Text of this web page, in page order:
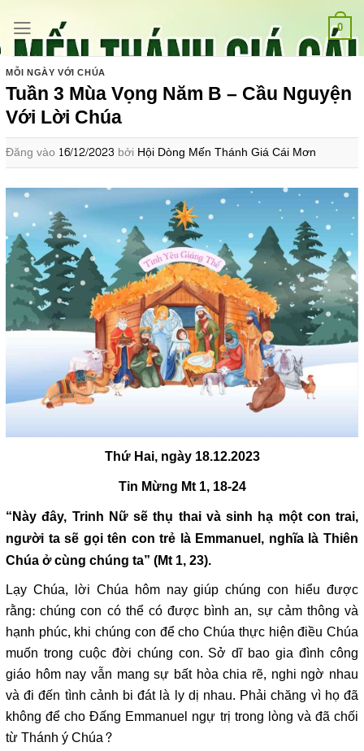
qua
nội
dung
0
MỖI NGÀY VỚI CHÚA
Tuần 3 Mùa Vọng Năm B – Cầu Nguyện
Với Lời Chúa
Đăng vào 16/12/2023 bởi Hội Dòng Mến Thánh Giá Cái Mơn
Thứ Hai, ngày 18.12.2023
Tin Mừng Mt 1, 18-24
“Này đây, Trinh Nữ sẽ thụ thai và sinh hạ một con trai,
người ta sẽ gọi tên con trẻ là Emmanuel, nghĩa là Thiên
Chúa ở cùng chúng ta” (Mt 1, 23).
Lạy Chúa, lời Chúa hôm nay giúp chúng con hiểu được
rằng: chúng con có thể có được bình an, sự cảm thông và
hạnh phúc, khi chúng con để cho Chúa thực hiện điều Chúa
muốn trong cuộc đời chúng con. Sở dĩ bao gia đình công
giáo hôm nay vẫn mang sự bất hòa chia rẽ, nghi ngờ nhau
và đi đến tình cảnh bi đát là ly dị nhau. Phải chăng vì họ đã
không để cho Đấng Emmanuel ngự trị trong lòng và đã chối
từ Thánh ý Chúa?